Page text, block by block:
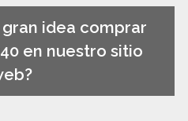
gran idea comprar
en nuestro sitio